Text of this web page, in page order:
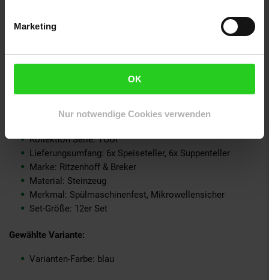
Marketing
OK
Nur notwendige Cookies verwenden
Elektroprodukt: Nein
Verantwortliche Person für die EU: Ritzenhoff & Breker
GmbH & Co. KG, Industriestraße 21, 33014 Bad Driburg,
Deutschland, info@ritzenhoff-breker.de
Produkttyp: Tafelservice
Kollektion Serie: TODI
Lieferungsumfang: 6x Speiseteller, 6x Suppenteller
Marke: Ritzenhoff & Breker
Material: Steinzeug
Merkmal: Spülmaschinenfest, Mikrowellensicher
Set-Größe: 12er Set
Gewählte Variante:
Varianten-Farbe: blau